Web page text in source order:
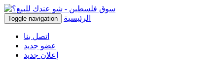
Toggle navigation الرئيسية
اتصل بنا
عضو جديد
إعلان جديد